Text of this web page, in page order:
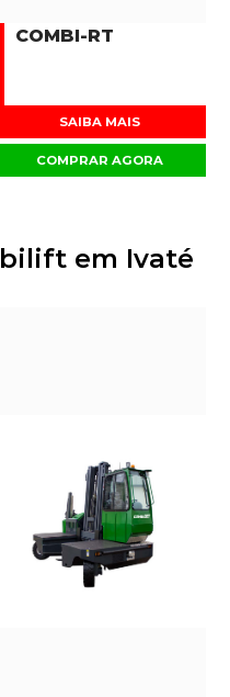
COMBI-RT
SAIBA MAIS
COMPRAR AGORA
em Ivaté